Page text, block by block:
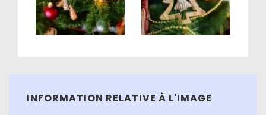
INFORMATION RELATIVE À L'IMAGE